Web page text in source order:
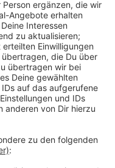
Sicht, egal wo Sie
läuft, überprüft das
es um 17 Uhr
gibt es noch
Knives Out heute
esHIER